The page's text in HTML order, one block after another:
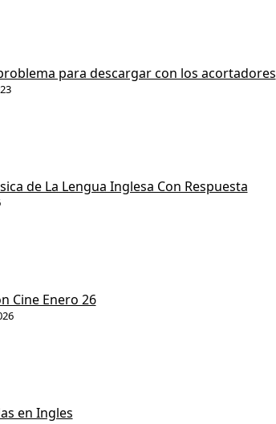
para descargar con los acortadores
de La Lengua Inglesa Con Respuesta
Cine Enero 26
en Ingles